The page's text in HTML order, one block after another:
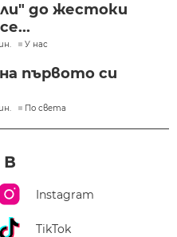
до жестоки
У нас
първото си
По света
Instagram
TikTok